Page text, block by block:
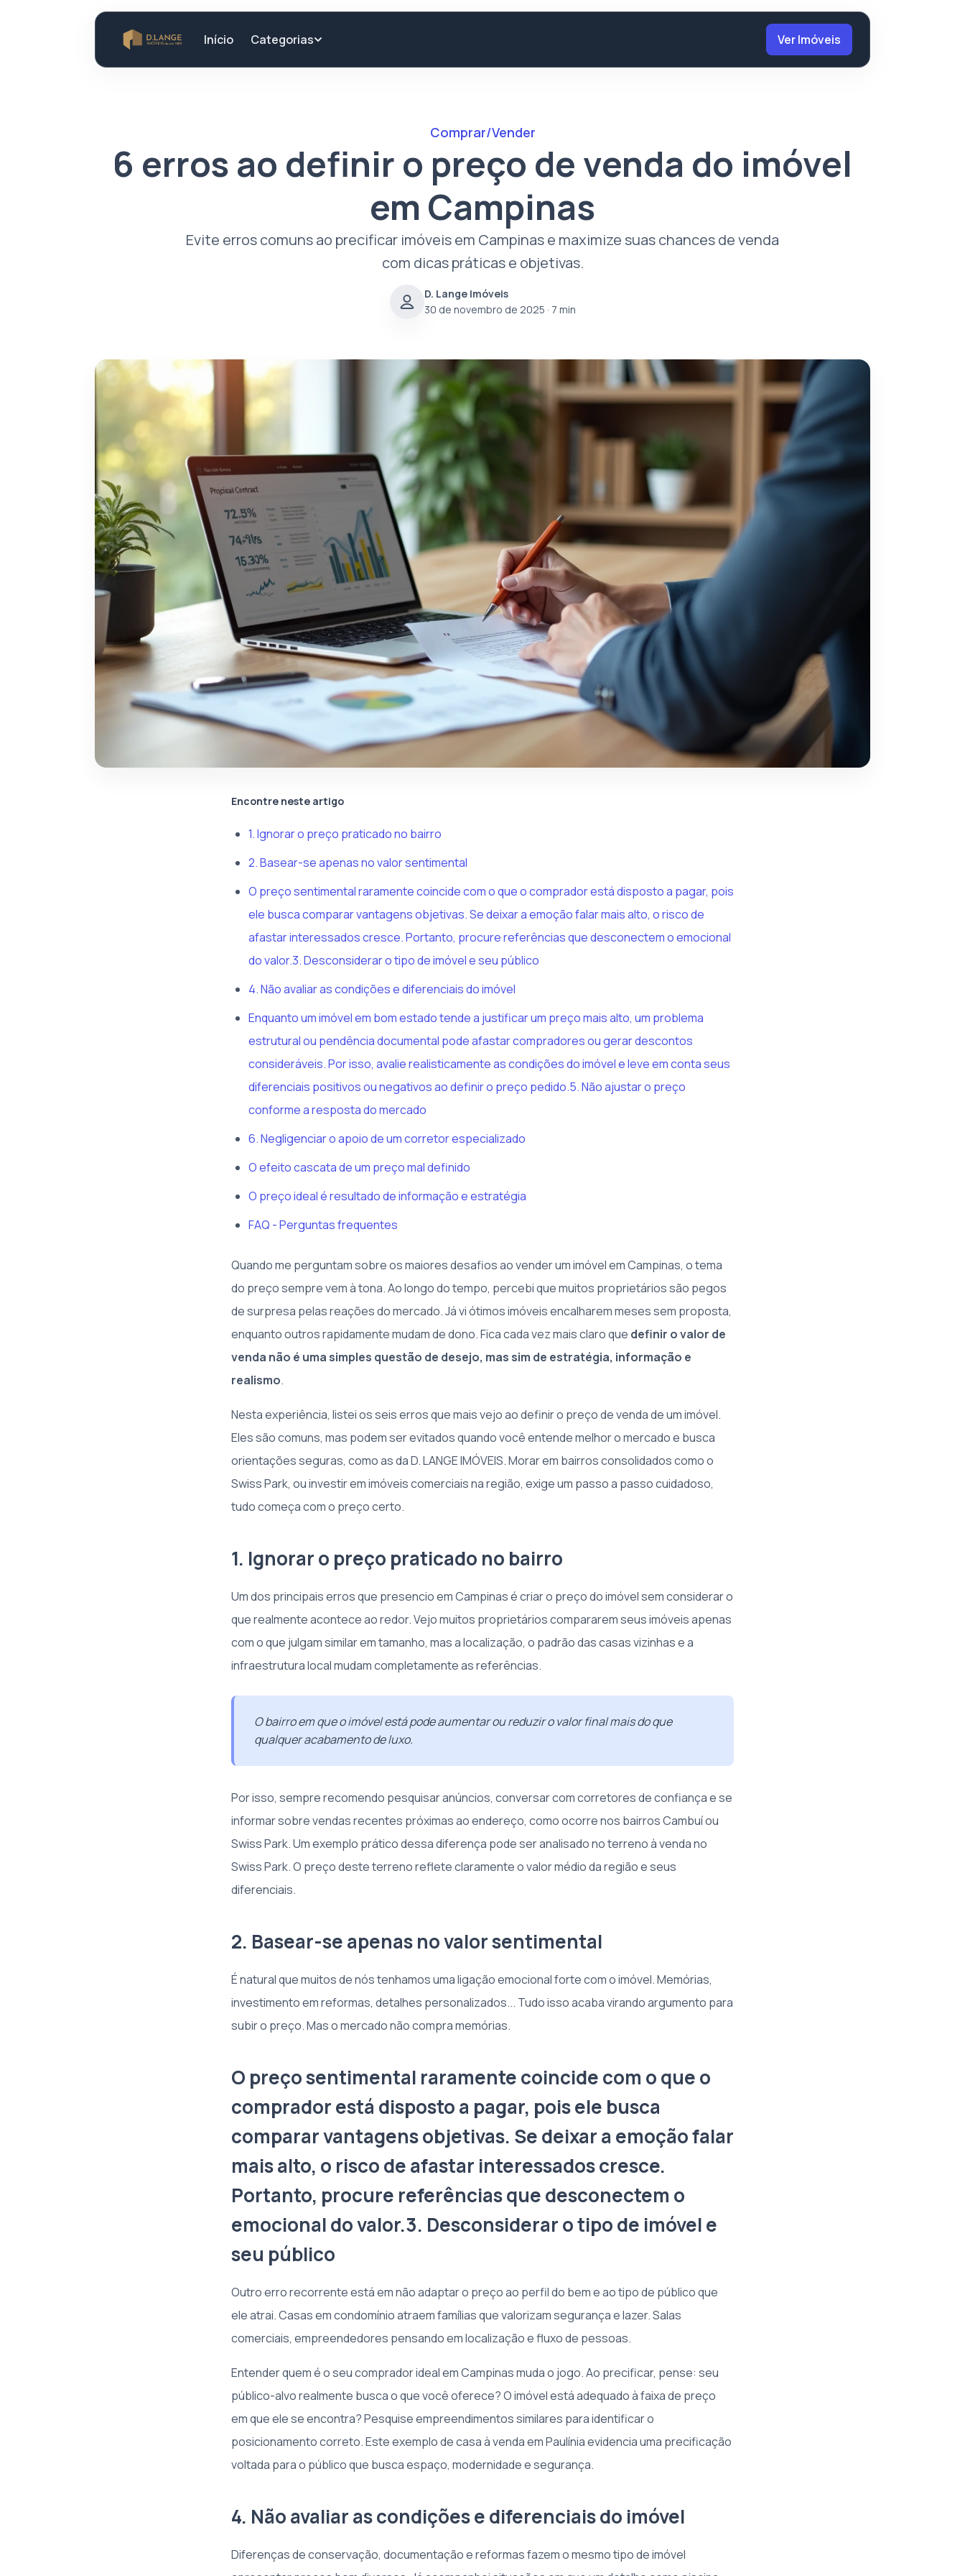
Início Categorias Ver Imóveis
Comprar/Vender
6 erros ao definir o preço de venda do imóvel
em Campinas
Evite erros comuns ao precificar imóveis em Campinas e maximize suas chances de venda
com dicas práticas e objetivas.
D. Lange Imóveis
30 de novembro de 2025 · 7 min
Encontre neste artigo
1. Ignorar o preço praticado no bairro
2. Basear-se apenas no valor sentimental
O preço sentimental raramente coincide com o que o comprador está disposto a pagar, pois
ele busca comparar vantagens objetivas. Se deixar a emoção falar mais alto, o risco de
afastar interessados cresce. Portanto, procure referências que desconectem o emocional
do valor.3. Desconsiderar o tipo de imóvel e seu público
4. Não avaliar as condições e diferenciais do imóvel
Enquanto um imóvel em bom estado tende a justificar um preço mais alto, um problema
estrutural ou pendência documental pode afastar compradores ou gerar descontos
consideráveis. Por isso, avalie realisticamente as condições do imóvel e leve em conta seus
diferenciais positivos ou negativos ao definir o preço pedido.5. Não ajustar o preço
conforme a resposta do mercado
6. Negligenciar o apoio de um corretor especializado
O efeito cascata de um preço mal definido
O preço ideal é resultado de informação e estratégia
FAQ - Perguntas frequentes
Quando me perguntam sobre os maiores desafios ao vender um imóvel em Campinas, o tema
do preço sempre vem à tona. Ao longo do tempo, percebi que muitos proprietários são pegos
de surpresa pelas reações do mercado. Já vi ótimos imóveis encalharem meses sem proposta,
enquanto outros rapidamente mudam de dono. Fica cada vez mais claro que definir o valor de
venda não é uma simples questão de desejo, mas sim de estratégia, informação e
realismo.
Nesta experiência, listei os seis erros que mais vejo ao definir o preço de venda de um imóvel.
Eles são comuns, mas podem ser evitados quando você entende melhor o mercado e busca
orientações seguras, como as da D. LANGE IMÓVEIS. Morar em bairros consolidados como o
Swiss Park, ou investir em imóveis comerciais na região, exige um passo a passo cuidadoso,
tudo começa com o preço certo.
1. Ignorar o preço praticado no bairro
Um dos principais erros que presencio em Campinas é criar o preço do imóvel sem considerar o
que realmente acontece ao redor. Vejo muitos proprietários compararem seus imóveis apenas
com o que julgam similar em tamanho, mas a localização, o padrão das casas vizinhas e a
infraestrutura local mudam completamente as referências.
O bairro em que o imóvel está pode aumentar ou reduzir o valor final mais do que
qualquer acabamento de luxo.
Por isso, sempre recomendo pesquisar anúncios, conversar com corretores de confiança e se
informar sobre vendas recentes próximas ao endereço, como ocorre nos bairros Cambuí ou
Swiss Park. Um exemplo prático dessa diferença pode ser analisado no terreno à venda no
Swiss Park. O preço deste terreno reflete claramente o valor médio da região e seus
diferenciais.
2. Basear-se apenas no valor sentimental
É natural que muitos de nós tenhamos uma ligação emocional forte com o imóvel. Memórias,
investimento em reformas, detalhes personalizados... Tudo isso acaba virando argumento para
subir o preço. Mas o mercado não compra memórias.
O preço sentimental raramente coincide com o que o
comprador está disposto a pagar, pois ele busca
comparar vantagens objetivas. Se deixar a emoção falar
mais alto, o risco de afastar interessados cresce.
Portanto, procure referências que desconectem o
emocional do valor.3. Desconsiderar o tipo de imóvel e
seu público
Outro erro recorrente está em não adaptar o preço ao perfil do bem e ao tipo de público que
ele atrai. Casas em condomínio atraem famílias que valorizam segurança e lazer. Salas
comerciais, empreendedores pensando em localização e fluxo de pessoas.
Entender quem é o seu comprador ideal em Campinas muda o jogo. Ao precificar, pense: seu
público-alvo realmente busca o que você oferece? O imóvel está adequado à faixa de preço
em que ele se encontra? Pesquise empreendimentos similares para identificar o
posicionamento correto. Este exemplo de casa à venda em Paulínia evidencia uma precificação
voltada para o público que busca espaço, modernidade e segurança.
4. Não avaliar as condições e diferenciais do imóvel
Diferenças de conservação, documentação e reformas fazem o mesmo tipo de imóvel